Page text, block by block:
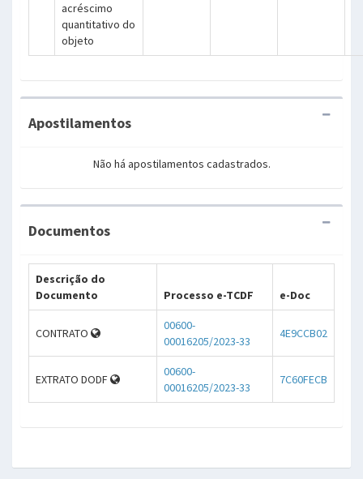
acréscimo
quantitativo do
objeto
Apostilamentos
Não há apostilamentos cadastrados.
Documentos
Descrição do
Documento
Processo e-TCDF e-Doc
CONTRATO
00600-
00016205/2023-33
4E9CCB02
EXTRATO DODF
00600-
00016205/2023-33
7C60FECB